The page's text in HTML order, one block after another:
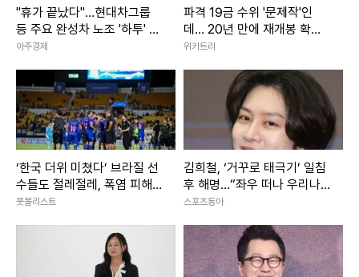
"휴가 끝났다"…현대차그룹
등 주요 완성차 노조 '하투' 재
개
아주경제
파격 19금 수위 '문제작'인
데… 20년 만에 재개봉 확정
된 영화
위키트리
‘한국 더위 미쳤다’ 브라질 선
수들도 절레절레, 폭염 피해
최소화 위한 K리그 노력들
풋볼리스트
김희철, ‘거꾸로 태극기’ 일침
후 해명…“좌우 떠나 우리나
라 국기”[SD이슈]
스포츠동아